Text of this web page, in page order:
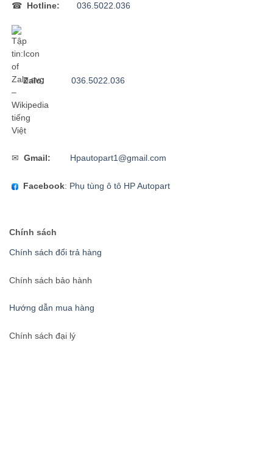
☎ Hotline: 036.5022.036
Zalo: 036.5022.036
✉ Gmail: Hpautopart1@gmail.com
Facebook: Phụ tùng ô tô HP Autopart
Chính sách
Chính sách đổi trả hàng
Chính sách bảo hành
Hướng dẫn mua hàng
Chính sách đại lý